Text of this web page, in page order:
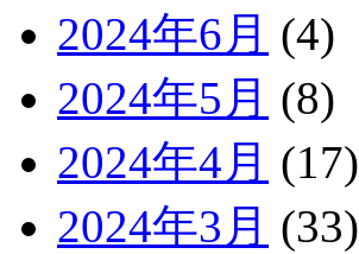
2024年6月 (4)
2024年5月 (8)
2024年4月 (17)
2024年3月 (33)